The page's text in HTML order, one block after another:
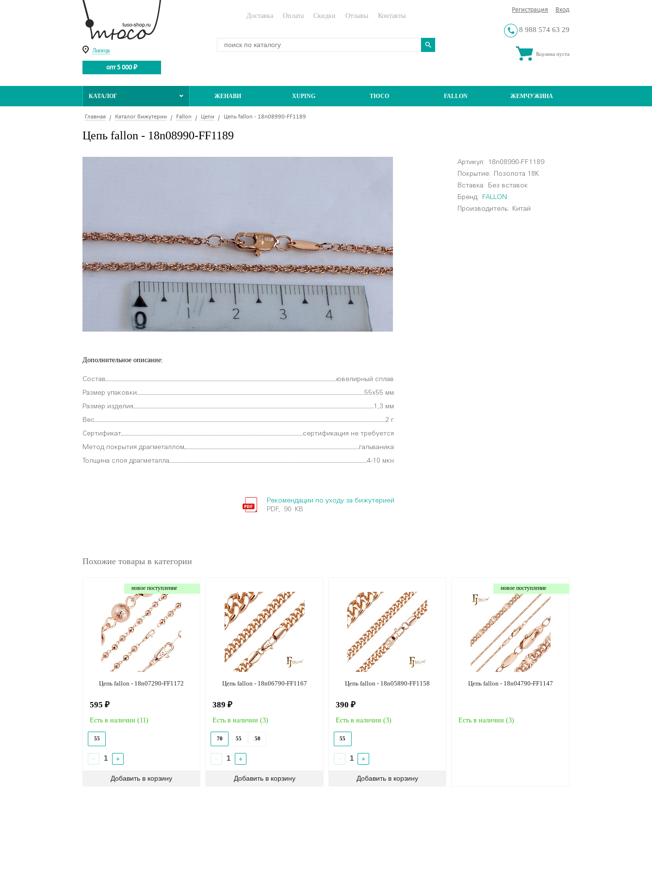
Липецк
опт 5 000 ₽
Регистрация Вход
8 988 574 63 29
Корзина пуста
Доставка Оплата Скидки Отзывы Контакты
КАТАЛОГ ЖЕНАВИ XUPING ТЮСО FALLON ЖЕМЧУЖИНА
Главная Каталог бижутерии Fallon Цепи Цепь fallon - 18n08990-FF1189
Цепь fallon - 18n08990-FF1189
Артикул:
18n08990-FF1189
Покрытие: Позолота 18К
Вставка: Без вставок
Бренд:
FALLON
Производитель: Китай
Дополнительное описание:
Состав ювелирный сплав
Размер упаковки 55х55 мм
Размер изделия 1,3 мм
Вес 2 г
Сертификат сертификация не требуется
Метод покрытия драгметаллом гальваника
Толщина слоя драгметалла 4-10 мкн
Рекомендации по уходу за бижутерией
PDF, 90 KB
Похожие товары в категории
новое поступление
Цепь fallon - 18n07290-FF1172
595 ₽
Есть в наличии (11)
55
− +
Цепь fallon - 18n06790-FF1167
389 ₽
Есть в наличии (3)
70 55 50
− +
Цепь fallon - 18n05890-FF1158
390 ₽
Есть в наличии (3)
55
− +
новое поступление
Цепь fallon - 18n04790-FF1147
Есть в наличии (3)